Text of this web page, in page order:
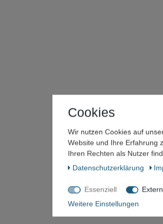
Cookies
Wir nutzen Cookies auf
Website und Ihre Erfahrung
Ihren Rechten als Nutzer
Daten­schutz­erklärung
Essenziell
Weitere Einstellungen